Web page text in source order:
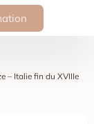
– Italie fin du XVIIIe